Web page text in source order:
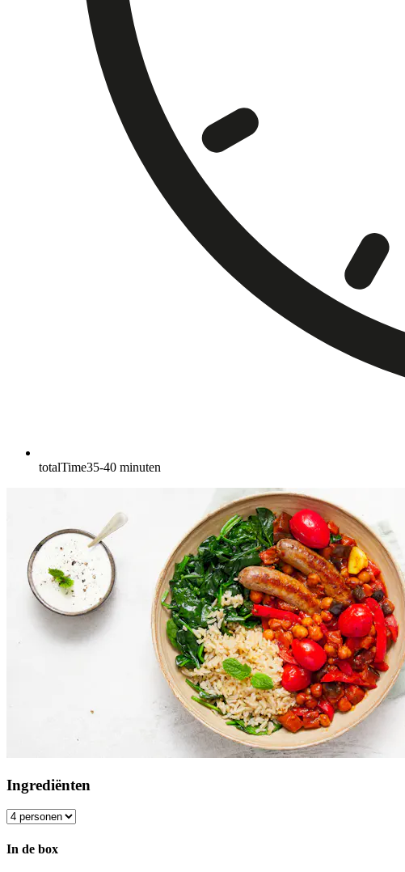
totalTime35-40 minuten
Ingrediënten
In de box